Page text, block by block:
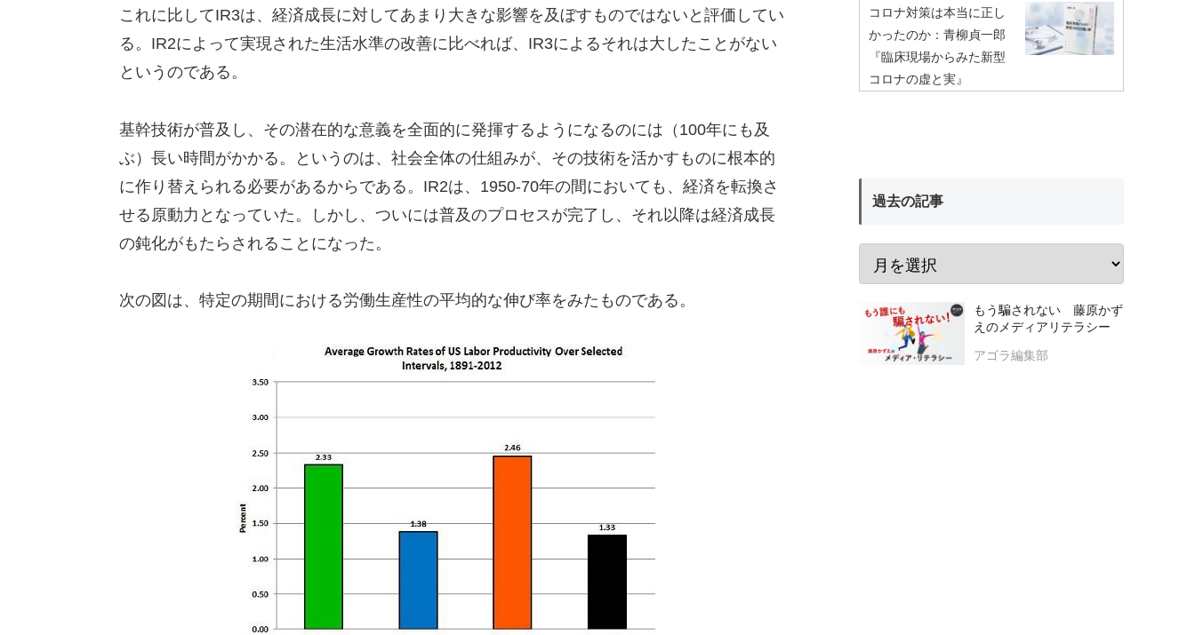
これに比してIR3は、経済成長に対してあまり大きな影響を及ぼすものではないと評価してい
る。IR2によって実現された生活水準の改善に比べれば、IR3によるそれは大したことがない
というのである。
基幹技術が普及し、その潜在的な意義を全面的に発揮するようになるのには（100年にも及
ぶ）長い時間がかかる。というのは、社会全体の仕組みが、その技術を活かすものに根本的
に作り替えられる必要があるからである。IR2は、1950-70年の間においても、経済を転換さ
せる原動力となっていた。しかし、ついには普及のプロセスが完了し、それ以降は経済成長
の鈍化がもたらされることになった。
次の図は、特定の期間における労働生産性の平均的な伸び率をみたものである。
コロナ対策は本当に正し
かったのか：青柳貞一郎
『臨床現場からみた新型
コロナの虚と実』
過去の記事
もう騙されない 藤原かず
えのメディアリテラシー
アゴラ編集部